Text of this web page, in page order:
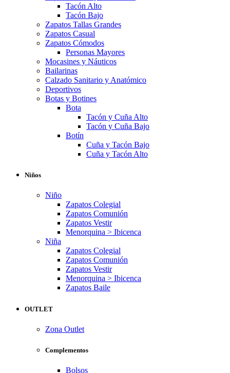
Tacón Alto
Tacón Bajo
Zapatos Tallas Grandes
Zapatos Casual
Zapatos Cómodos
Personas Mayores
Mocasines y Náuticos
Bailarinas
Calzado Sanitario y Anatómico
Deportivos
Botas y Botines
Bota
Tacón y Cuña Alto
Tacón y Cuña Bajo
Botín
Cuña y Tacón Bajo
Cuña y Tacón Alto
Niños
Niño
Zapatos Colegial
Zapatos Comunión
Zapatos Vestir
Menorquina > Ibicenca
Niña
Zapatos Colegial
Zapatos Comunión
Zapatos Vestir
Menorquina > Ibicenca
Zapatos Baile
OUTLET
Zona Outlet
Complementos
Bolsos